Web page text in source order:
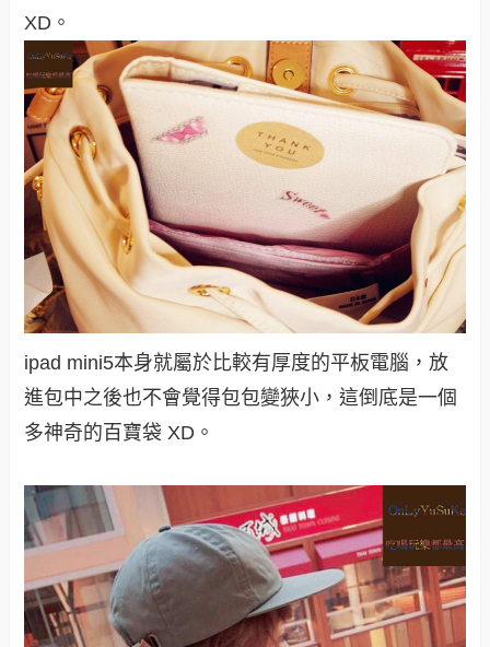
XD。
ipad mini5本身就屬於比較有厚度的平板電腦，放
進包中之後也不會覺得包包變狹小，這倒底是一個
多神奇的百寶袋 XD。